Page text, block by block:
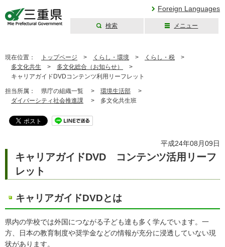
Foreign Languages
検索 メニュー
現在位置： トップページ > くらし・環境 > くらし・税 >
多文化共生 > 多文化総合（お知らせ）
>
キャリアガイドDVDコンテンツ利用リーフレット
担当所属： 県庁の組織一覧 > 環境生活部 >
ダイバーシティ社会推進課 > 多文化共生班
平成24年08月09日
キャリアガイドDVD コンテンツ活用リーフ
レット
キャリアガイドDVDとは
県内の学校では外国につながる子ども達も多く学んでいます。一
方、日本の教育制度や奨学金などの情報が充分に浸透していない現
状があります。